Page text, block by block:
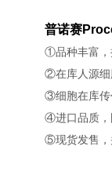
普诺赛
①品种丰富，
②在库人源细
③细胞在库传
④进口品质，
⑤现货发售，